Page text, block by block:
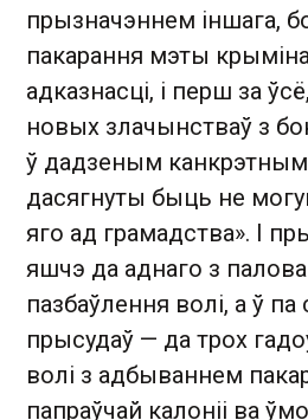
прызначэннем іншага,
пакарання мэты
адказнасці, і перш за
новых злачынстваў з
ў дадзеным
дасягнуты быць не
яго ад грамадства». І
яшчэ да аднаго з
пазбаўлення волі, а ў па
прысудаў — да трох
волі з адбываннем
папраўчай калоніі ва